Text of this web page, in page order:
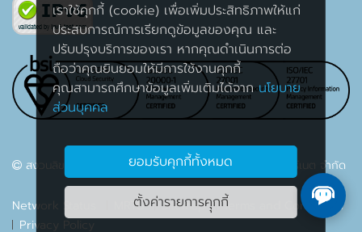
สงวนลิขสิทธิ์ 2563 บริษัท เค เอส ซี คอมเมอร์เชียล อินเตอร์เนต จำกัด
Network Status MRTG Sitemap
Terms and Conditions
Privacy Policy
เราใช้คุกกี้ (cookie) เพื่อเพิ่มประสิทธิภาพให้แก่
ประสบการณ์การเรียกดูข้อมูลของคุณ และ
ปรับปรุงบริการของเรา หากคุณดำเนินการต่อ
ถือว่าคุณยินยอมให้มีการใช้งานคุกกี้
คุณสามารถศึกษาข้อมูลเพิ่มเติมได้จากนโยบาย
ส่วนบุคคล
ยอมรับคุกกี้ทั้งหมด
ตั้งค่ารายการคุุกกี้